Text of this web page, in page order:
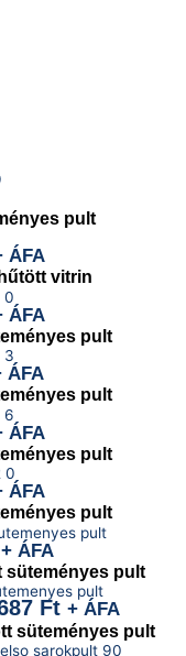
pult
ÁFA
vitrin
ÁFA
pult
ÁFA
pult
ÁFA
pult
ÁFA
pult
+ ÁFA
süteményes pult
Ft + ÁFA
süteményes pult